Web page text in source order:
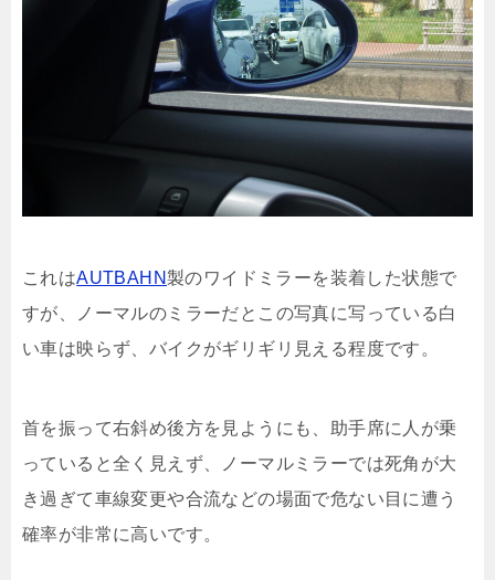
これはAUTBAHN製のワイドミラーを装着した状態で
すが、ノーマルのミラーだとこの写真に写っている白
い車は映らず、バイクがギリギリ見える程度です。
首を振って右斜め後方を見ようにも、助手席に人が乗
っていると全く見えず、ノーマルミラーでは死角が大
き過ぎて車線変更や合流などの場面で危ない目に遭う
確率が非常に高いです。